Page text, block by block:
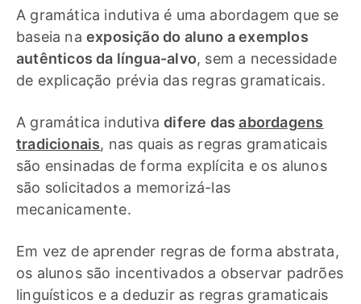
A gramática indutiva é uma abordagem que se
baseia na exposição do aluno a exemplos
autênticos da língua-alvo, sem a necessidade
de explicação prévia das regras gramaticais.
A gramática indutivadifere dasabordagens
tradicionais, nas quais as regras gramaticais
são ensinadas de forma explícita e os alunos
são solicitados a memorizá-las
mecanicamente.
Em vez de aprender regras de forma abstrata,
os alunos são incentivados a observar padrões
linguísticos e a deduzir as regras gramaticais